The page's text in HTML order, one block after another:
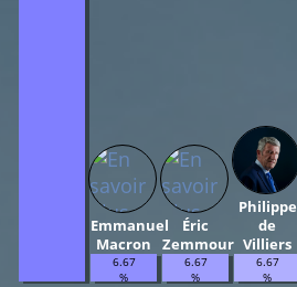
Emmanuel
Macron
6.67
%
Éric
Zemmour
6.67
%
Philippe
de
Villiers
6.67
%